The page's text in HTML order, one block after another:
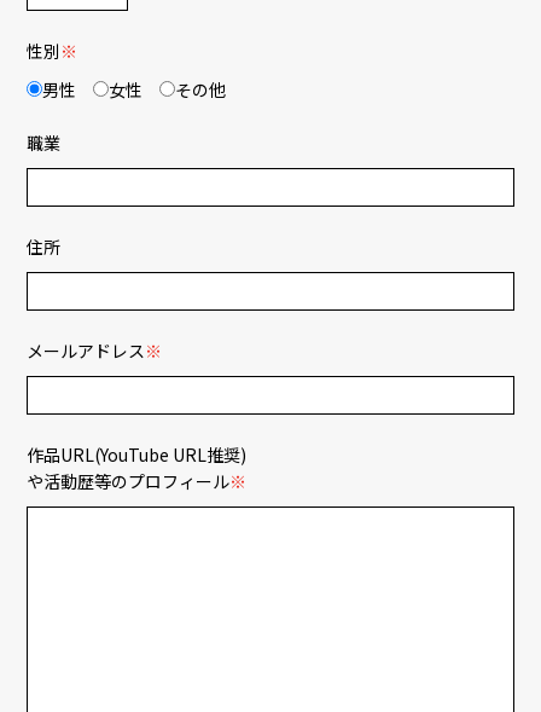
性別 ※
男性
女性 その他
職業
住所
メールアドレス※
作品URL(YouTube URL推奨)
や活動歴等のプロフィール※